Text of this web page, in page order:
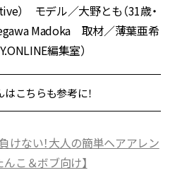
） モデル／大野とも（31歳・
Madoka 取材／薄葉亜希
編集室）
はこちらも参考に！
けない！大人の簡単ヘアアレン
んこ＆ボブ向け】